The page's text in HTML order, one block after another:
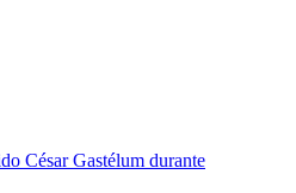
César Gastélum durante